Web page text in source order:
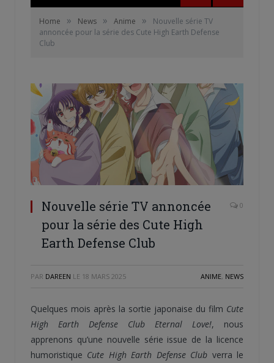
Home » News » Anime »
Nouvelle série TV
annoncée pour la série des Cute High Earth Defense
Club
Nouvelle série TV annoncée
pour la série des Cute High
Earth Defense Club
0
PAR DAREEN LE 18 MARS 2025 ANIME, NEWS
Quelques mois après la sortie japonaise du film Cute
High Earth Defense Club Eternal Love!, nous
apprenons qu’une nouvelle série issue de la licence
humoristique Cute High Earth Defense Club verra le